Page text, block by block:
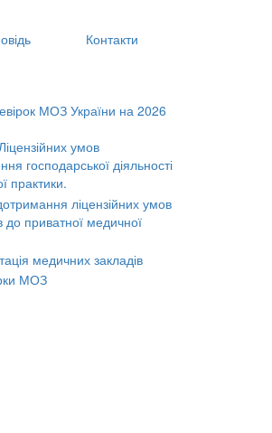
Контакти
МОЗ України на 2026
умов
господарської діяльності
практики.